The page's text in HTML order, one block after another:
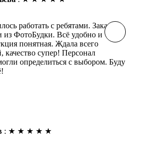
работать с ребятами. Заказала
из ФотоБудки. Всё удобно и
понятная. Ждала всего
качество супер! Персонал
определиться с выбором. Буду
: ★ ★ ★ ★ ★